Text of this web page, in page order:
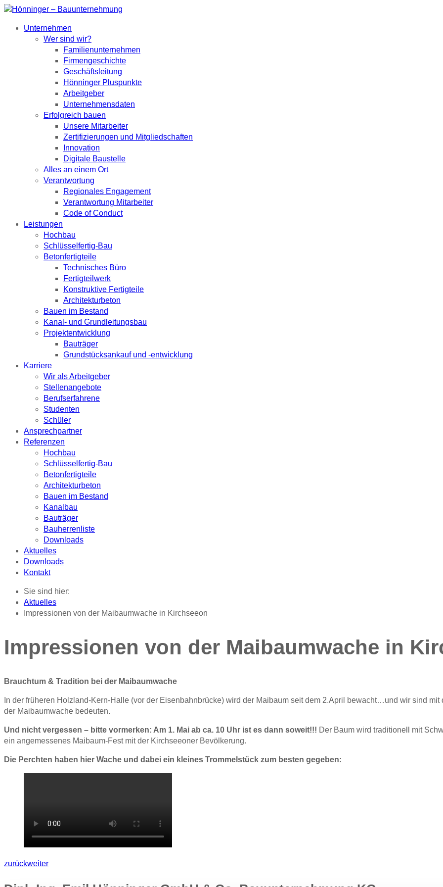
Unternehmen
Wer sind wir?
Familienunternehmen
Firmengeschichte
Geschäftsleitung
Hönninger Pluspunkte
Arbeitgeber
Unternehmensdaten
Erfolgreich bauen
Unsere Mitarbeiter
Zertifizierungen und Mitgliedschaften
Innovation
Digitale Baustelle
Alles an einem Ort
Verantwortung
Regionales Engagement
Verantwortung Mitarbeiter
Code of Conduct
Leistungen
Hochbau
Schlüsselfertig-Bau
Betonfertigteile
Technisches Büro
Fertigteilwerk
Konstruktive Fertigteile
Architekturbeton
Bauen im Bestand
Kanal- und Grundleitungsbau
Projektentwicklung
Bauträger
Grundstücksankauf und -entwicklung
Karriere
Wir als Arbeitgeber
Stellenangebote
Berufserfahrene
Studenten
Schüler
Ansprechpartner
Referenzen
Hochbau
Schlüsselfertig-Bau
Betonfertigteile
Architekturbeton
Bauen im Bestand
Kanalbau
Bauträger
Bauherrenliste
Downloads
Aktuelles
Downloads
Kontakt
Sie sind hier:
Aktuelles
Impressionen von der Maibaumwache in Kirchseeon
Impressionen von der Maibaumwache in
Brauchtum & Tradition bei der Maibaumwache
In der früheren Holzland-Kern-Halle (vor der Eisenbahnbrücke) wird der Maibaum seit dem 2.April bewacht…und wir sind
der Maibaumwache bedeuten.
Und nicht vergessen – bitte vormerken: Am 1. Mai ab ca. 10 Uhr ist es dann soweit!!! Der Baum wird traditionell mit
ein angemessenes Maibaum-Fest mit der Kirchseeoner Bevölkerung.
Die Perchten haben hier Wache und dabei ein kleines Trommelstück zum besten gegeben:
zurückweiter